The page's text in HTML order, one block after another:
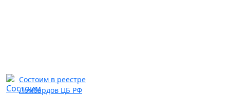
Состоим в реестре
Ломбардов ЦБ РФ